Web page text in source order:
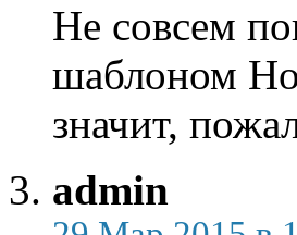
Не совсем
шаблоном
значит,
admin